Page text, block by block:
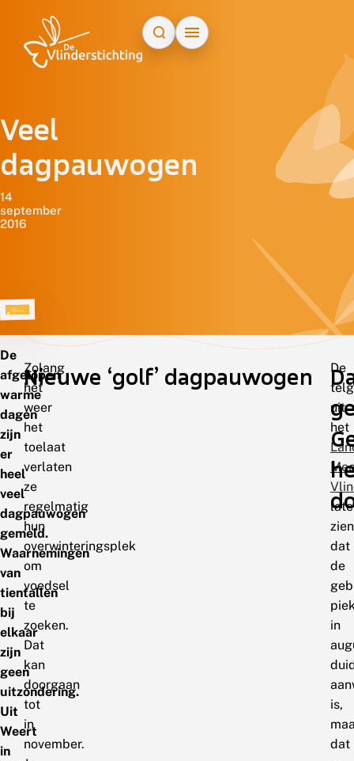
Veel
dagpauwogen
14
september
2016
De
afgelopen
warme
dagen
zijn
er
heel
veel
dagpauwogen
gemeld.
Waarnemingen
van
tientallen
bij
elkaar
zijn
geen
uitzondering.
Uit
Weert
in
Zolang
het
weer
het
toelaat
verlaten
ze
regelmatig
hun
overwinteringsplek
om
voedsel
te
zoeken.
Dat
kan
doorgaan
tot
in
november.
Nieuwe ‘golf’ dagpauwogen
De
uit
het
zien
dat
de
in
is,
dat